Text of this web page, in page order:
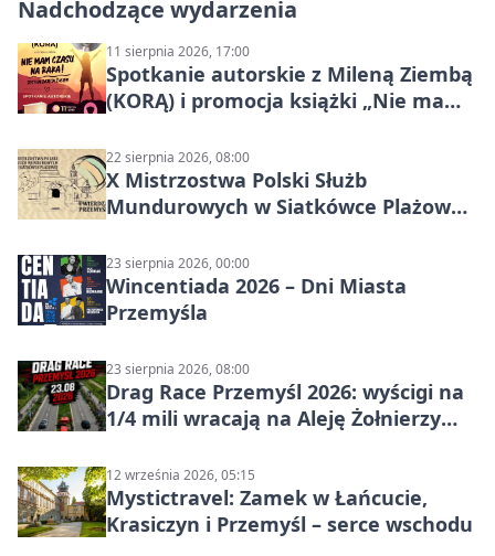
Nadchodzące wydarzenia
11 sierpnia 2026, 17:00
Spotkanie autorskie z Mileną Ziembą
(KORĄ) i promocja książki „Nie mam
22 sierpnia 2026, 08:00
X Mistrzostwa Polski Służb
Mundurowych w Siatkówce Plażowej
23 sierpnia 2026, 00:00
Wincentiada 2026 – Dni Miasta
Przemyśla
23 sierpnia 2026, 08:00
Drag Race Przemyśl 2026: wyścigi na
1/4 mili wracają na Aleję Żołnierzy
12 września 2026, 05:15
Mystictravel: Zamek w Łańcucie,
Krasiczyn i Przemyśl – serce wschodu